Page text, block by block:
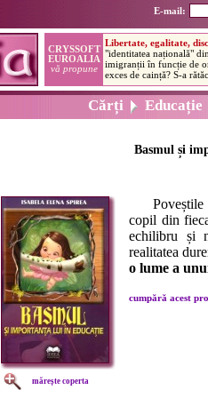
E-mail:
Cărți Educație
Basmul și
mărește coperta
Poveștile
copil din
echilibru și
realitatea
o lume a
cumpără acest